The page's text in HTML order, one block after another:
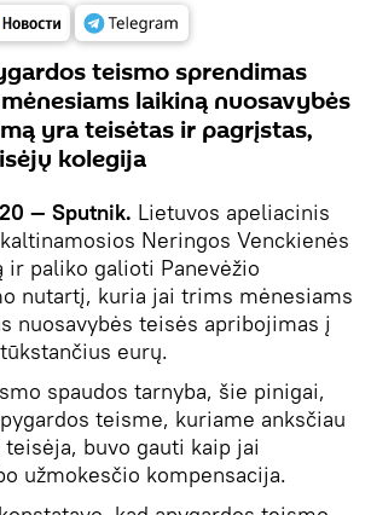
teismo sprendimas
laikiną nuosavybės
yra teisėtas ir pagrįstas,
kolegija
— Sputnik. Lietuvos apeliacinis
Neringos Venckienės
ir paliko galioti Panevėžio
nutartį, kuria jai trims mėnesiams
nuosavybės teisės apribojimas į
eurų.
spaudos tarnyba, šie pinigai,
teisme, kuriame anksčiau
buvo gauti kaip jai
užmokesčio kompensacija.